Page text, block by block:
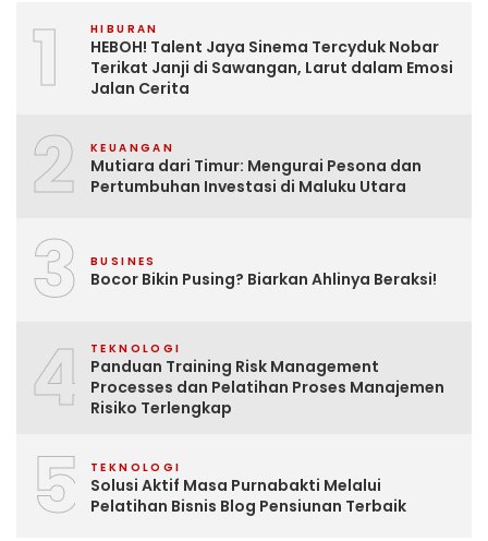
1 HIBURAN
HEBOH! Talent Jaya Sinema Tercyduk Nobar
Terikat Janji di Sawangan, Larut dalam Emosi
Jalan Cerita
2 KEUANGAN
Mutiara dari Timur: Mengurai Pesona dan
Pertumbuhan Investasi di Maluku Utara
3 BUSINES
Bocor Bikin Pusing? Biarkan Ahlinya Beraksi!
4 TEKNOLOGI
Panduan Training Risk Management
Processes dan Pelatihan Proses Manajemen
Risiko Terlengkap
5 TEKNOLOGI
Solusi Aktif Masa Purnabakti Melalui
Pelatihan Bisnis Blog Pensiunan Terbaik